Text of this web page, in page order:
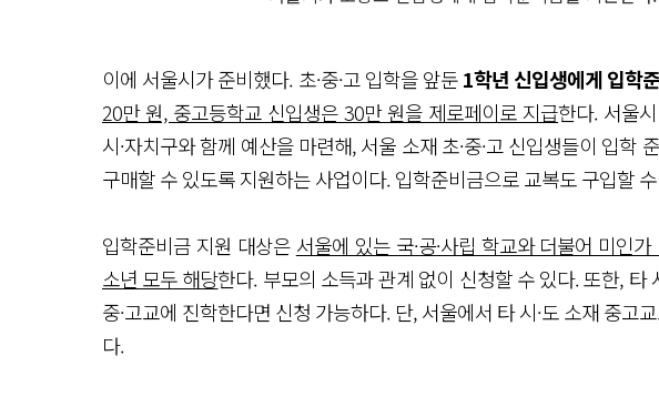
이에 서울시가 준비했다. 초·중·고 입학을 앞둔1학년 신입생에게 입학
20만 원, 중고등학교 신입생은 30만 원을 제로페이로 지급한다. 서울
시·자치구와 함께 예산을 마련해, 서울 소재 초·중·고 신입생들이 입학
구매할 수 있도록 지원하는 사업이다. 입학준비금으로 교복도 구입할
입학준비금 지원 대상은 서울에 있는 국·공·사립 학교와 더불어 미인
소년 모두 해당한다. 부모의 소득과 관계 없이 신청할 수 있다. 또한, 타
중·고교에 진학한다면 신청 가능하다. 단, 서울에서 타 시·도 소재 중고
다.